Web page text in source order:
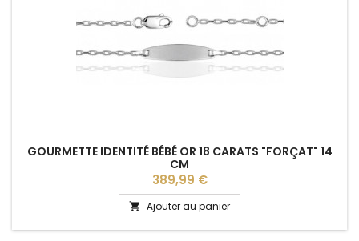
GOURMETTE IDENTITÉ BÉBÉ OR 18 CARATS "FORÇAT" 14
CM
Prix
389,99 €
 Ajouter au panier